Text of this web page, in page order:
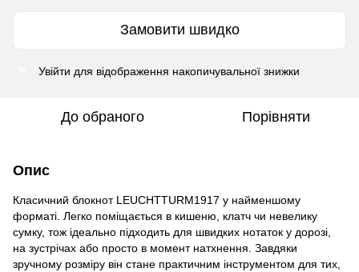
Замовити швидко
Увійти для відображення накопичувальної знижки
До обраного Порівняти
Опис
Класичний блокнот LEUCHTTURM1917 у найменшому
форматі. Легко поміщається в кишеню, клатч чи невелику
сумку, тож ідеально підходить для швидких нотаток у дорозі,
на зустрічах або просто в момент натхнення. Завдяки
зручному розміру він стане практичним інструментом для тих,